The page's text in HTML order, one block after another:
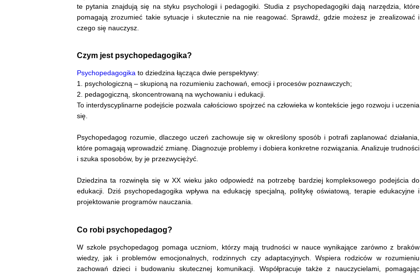
te pytania znajdują się na styku psychologii i pedagogiki. Studia z psychopedagogiki dają narzędzia, które
pomagają zrozumieć takie sytuacje i skutecznie na nie reagować. Sprawdź, gdzie możesz je zrealizować i
czego się nauczysz.
Czym jest psychopedagogika?
Psychopedagogika to dziedzina łącząca dwie perspektywy:
1. psychologiczną – skupioną na rozumieniu zachowań, emocji i procesów poznawczych;
2. pedagogiczną, skoncentrowaną na wychowaniu i edukacji.
To interdyscyplinarne podejście pozwala całościowo spojrzeć na człowieka w kontekście jego rozwoju i uczenia
się.
Psychopedagog rozumie, dlaczego uczeń zachowuje się w określony sposób i potrafi zaplanować działania,
które pomagają wprowadzić zmianę. Diagnozuje problemy i dobiera konkretne rozwiązania. Analizuje trudności
i szuka sposobów, by je przezwyciężyć.
Dziedzina ta rozwinęła się w XX wieku jako odpowiedź na potrzebę bardziej kompleksowego podejścia do
edukacji. Dziś psychopedagogika wpływa na edukację specjalną, politykę oświatową, terapie edukacyjne i
projektowanie programów nauczania.
Co robi psychopedagog?
W szkole psychopedagog pomaga uczniom, którzy mają trudności w nauce wynikające zarówno z braków
wiedzy, jak i problemów emocjonalnych, rodzinnych czy adaptacyjnych. Wspiera rodziców w rozumieniu
zachowań dzieci i budowaniu skutecznej komunikacji. Współpracuje także z nauczycielami, pomagając